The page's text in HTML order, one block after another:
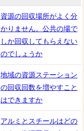
資源の回収場所がよく分
かりません。公共の場で
しか回収してもらえない
のでしょうか
地域の資源ステーション
の回収回数を増やすこと
はできますか
アルミとスチールはどの